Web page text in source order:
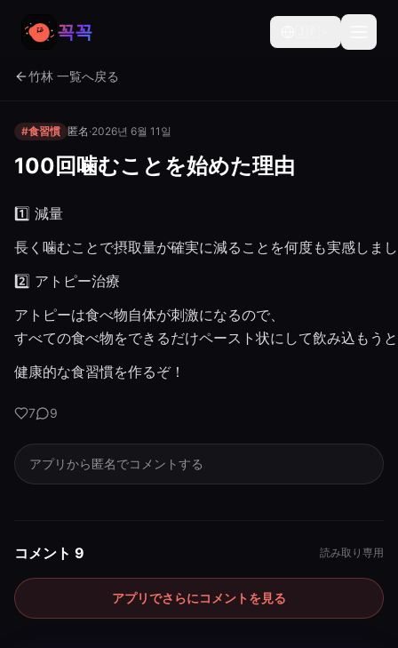
꼭꼭
竹林 一覧へ戻る
#食習慣 匿名 ·2026년 6월 11일
100回噛むことを始めた理由
1️⃣ 減量
長く噛むことで摂取量が確実に減ることを何度も実感しま
2️⃣ アトピー治療
アトピーは食べ物自体が刺激になるので、
すべての食べ物をできるだけペースト状にして飲み込もう
健康的な食習慣を作るぞ！
7 9
アプリから匿名でコメントする
コメント 9 読み取り専用
アプリでさらにコメントを見る